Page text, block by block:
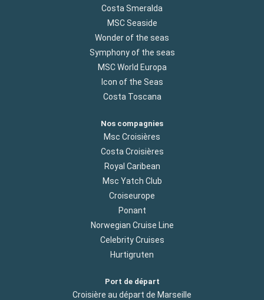
Costa Smeralda
MSC Seaside
Wonder of the seas
Symphony of the seas
MSC World Europa
Icon of the Seas
Costa Toscana
Nos compagnies
Msc Croisières
Costa Croisières
Royal Caribean
Msc Yatch Club
Croiseurope
Ponant
Norwegian Cruise Line
Celebrity Cruises
Hurtigruten
Port de départ
Croisière au départ de Marseille